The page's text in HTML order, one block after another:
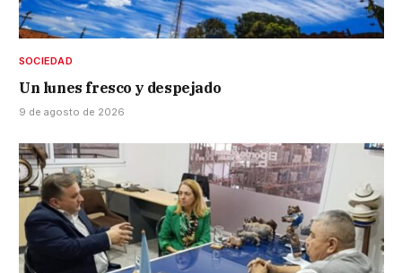
SOCIEDAD
Un lunes fresco y despejado
9 de agosto de 2026